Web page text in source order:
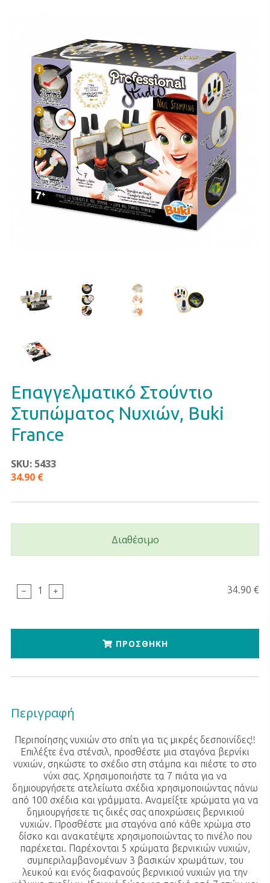
Επαγγελματικό Στούντιο
Στυπώματος Νυχιών, Buki
France
SKU: 5433
34.90 €
Διαθέσιμο
1 34.90 €
ΠΡΟΣΘΗΚΗ
Περιγραφή
Περιποίησης νυχιών στο σπίτι για τις μικρές δεσποινίδες!!
Επιλέξτε ένα στένσιλ, προσθέστε μια σταγόνα βερνίκι
νυχιών, σηκώστε το σχέδιο στη στάμπα και πιέστε το στο
νύχι σας. Χρησιμοποιήστε τα 7 πιάτα για να
δημιουργήσετε ατελείωτα σχέδια χρησιμοποιώντας πάνω
από 100 σχέδια και γράμματα. Αναμείξτε χρώματα για να
δημιουργήσετε τις δικές σας αποχρώσεις βερνικιού
νυχιών. Προσθέστε μια σταγόνα από κάθε χρώμα στο
δίσκο και ανακατέψτε χρησιμοποιώντας το πινέλο που
παρέχεται. Παρέχονται 5 χρώματα βερνικιών νυχιών,
συμπεριλαμβανομένων 3 βασικών χρωμάτων, του
λευκού και ενός διαφανούς βερνικιού νυχιών για την